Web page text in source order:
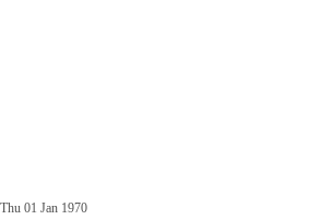
Thu 01 Jan 1970